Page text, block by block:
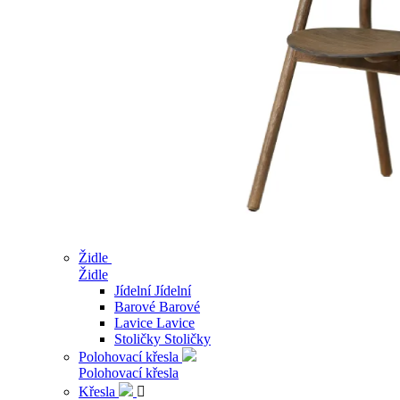
Židle
Židle
Jídelní Jídelní
Barové Barové
Lavice Lavice
Stoličky Stoličky
Polohovací křesla
Polohovací křesla
Křesla
